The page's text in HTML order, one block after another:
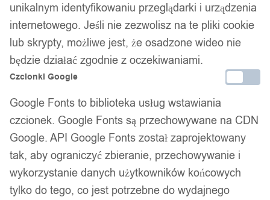
unikalnym identyfikowaniu przeglądarki i urządzenia
internetowego. Jeśli nie zezwolisz na te pliki cookie
lub skrypty, możliwe jest, że osadzone wideo nie
będzie działać zgodnie z oczekiwaniami.
Czcionki Google
Google Fonts to biblioteka usług wstawiania
czcionek. Google Fonts są przechowywane na CDN
Google. API Google Fonts został zaprojektowany
tak, aby ograniczyć zbieranie, przechowywanie i
wykorzystanie danych użytkowników końcowych
tylko do tego, co jest potrzebne do wydajnego